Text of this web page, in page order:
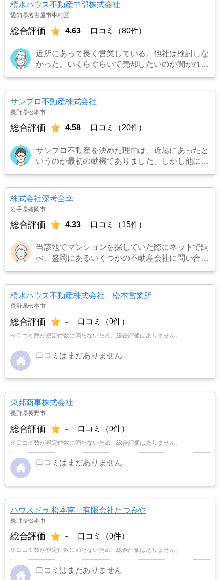
積水ハウス不動産中部株式会社
愛知県名古屋市中村区
総合評価 4.63 口コミ（80件）
近所にあって長く営業している。他社は検討しな
かった。いくらぐらいで売却したいのか聞かれた
でその場で即決した。
サンプロ不動産株式会社
長野県松本市
総合評価 4.58 口コミ（20件）
サンプロ不動産を決めた理由は、近場にあったと
いうのが最初の動機でありました。しかし他にも
なども、とても適切でした。
株式会社深考全幸
岩手県盛岡市
総合評価 4.33 口コミ（15件）
当該地でマンションを探していた際にネットで調
べ、盛岡にあるいくつかの不動産会社に問い合わ
者は出張先から電話を下さり誠意を感じたからで
す。…もっと見る
積水ハウス不動産株式会社 松本営業所
長野県松本市
総合評価 - 口コミ（0件）
※口コミ数が規定件数に満たないため、総合評価はありません。
口コミはまだありません
東邦商事株式会社
長野県長野市
総合評価 - 口コミ（0件）
※口コミ数が規定件数に満たないため、総合評価はありません。
口コミはまだありません
ハウスドゥ 松本南 有限会社たつみや
長野県松本市
総合評価 - 口コミ（0件）
※口コミ数が規定件数に満たないため、総合評価はありません。
口コミはまだありません